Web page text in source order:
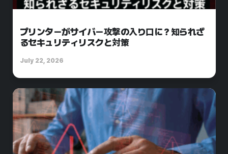
プリンターがサイバー攻撃の入り口に？知られざ
るセキュリティリスクと対策
July 22, 2026